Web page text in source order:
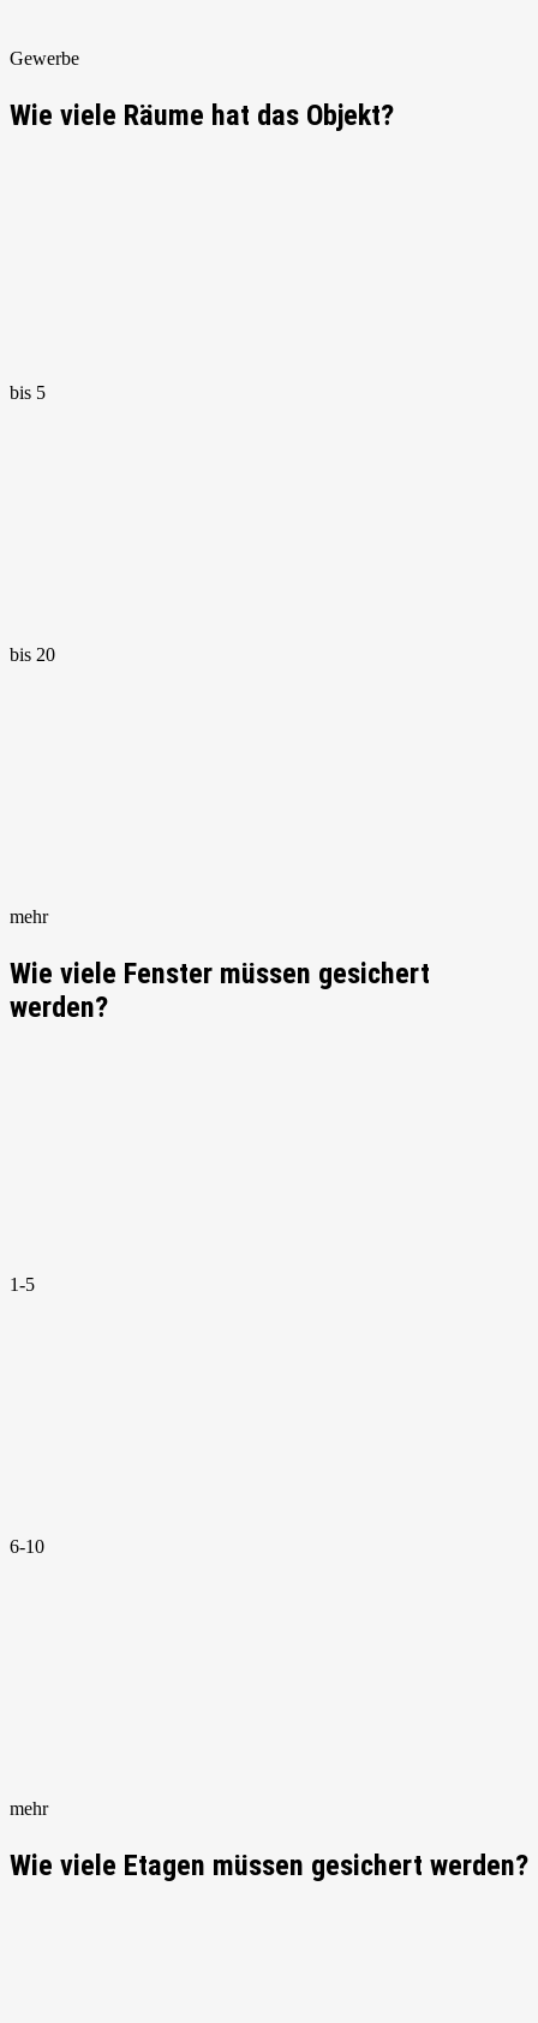
Gewerbe
Wie viele Räume hat das Objekt?
bis 5
bis 20
mehr
Wie viele Fenster müssen gesichert
werden?
1-5
6-10
mehr
Wie viele Etagen müssen gesichert werden?